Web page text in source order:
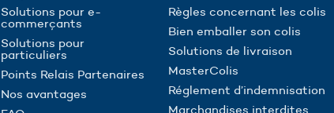
Solutions pour e-
commerçants
Solutions pour
particuliers
Points Relais Partenaires
Nos avantages
Règles concernant les colis
Bien emballer son colis
Solutions de livraison
MasterColis
Réglement d’indemnisation
Marchandises interdites